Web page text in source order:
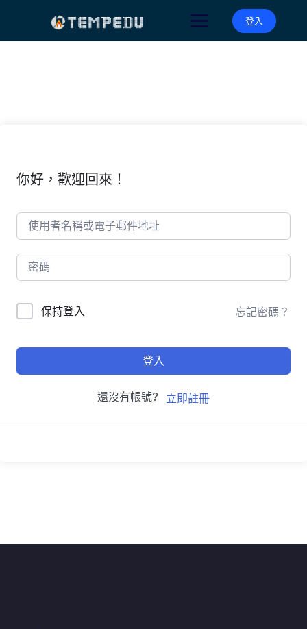
登入
你好，歡迎回來！
保持登入 忘記密碼？
登入
還沒有帳號? 立即註冊